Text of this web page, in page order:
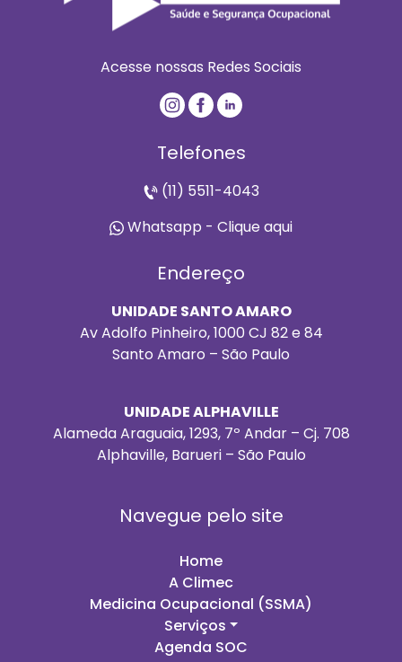
Acesse nossas Redes Sociais
Telefones
(11) 5511-4043
Whatsapp - Clique aqui
Endereço
UNIDADE SANTO AMARO
Av Adolfo Pinheiro, 1000 CJ 82 e 84
Santo Amaro – São Paulo
UNIDADE ALPHAVILLE
Alameda Araguaia, 1293, 7º Andar – Cj. 708
Alphaville, Barueri – São Paulo
Navegue pelo site
Home
A Climec
Medicina Ocupacional (SSMA)
Serviços
Agenda SOC